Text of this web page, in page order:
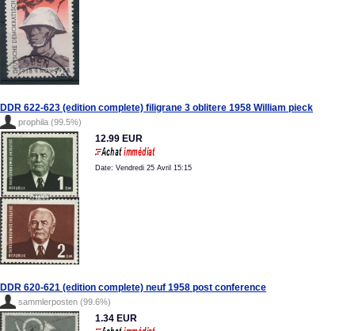
DDR 622-623 (edition complete) filigrane 3 oblitere 1958 William pieck
prophila (99.5%)
12.99 EUR
Date: Vendredi 25 Avril 15:15
DDR 620-621 (edition complete) neuf 1958 post conference
sammlerposten (99.6%)
1.34 EUR